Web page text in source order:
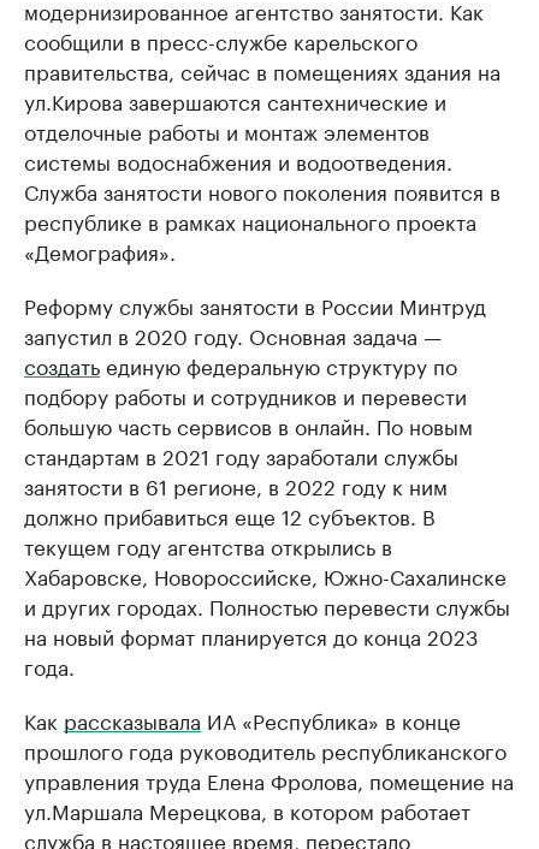
модернизированное агентство занятости. Как
сообщили в пресс-службе карельского
правительства, сейчас в помещениях здания на
ул.Кирова завершаются сантехнические и
отделочные работы и монтаж элементов
системы водоснабжения и водоотведения.
Служба занятости нового поколения появится в
республике в рамках национального проекта
«Демография».
Реформу службы занятости в России Минтруд
запустил в 2020 году. Основная задача —
создатьединую федеральную структуру по
подбору работы и сотрудников и перевести
большую часть сервисов в онлайн. По новым
стандартам в 2021 году заработали службы
занятости в 61 регионе, в 2022 году к ним
должно прибавиться еще 12 субъектов. В
текущем году агентства открылись в
Хабаровске, Новороссийске, Южно-Сахалинске
и других городах. Полностью перевести службы
на новый формат планируется до конца 2023
года.
Как рассказывала ИА «Республика» в конце
прошлого года руководитель республиканского
управления труда Елена Фролова, помещение на
ул.Маршала Мерецкова, в котором работает
служба в настоящее время, перестало